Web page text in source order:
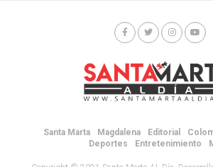
Santa Marta Magdalena Editorial
Deportes
Entretenimiento